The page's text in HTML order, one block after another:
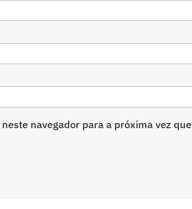
navegador para a próxima vez